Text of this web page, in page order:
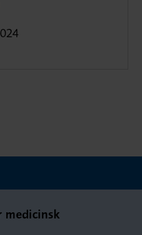
medicinsk